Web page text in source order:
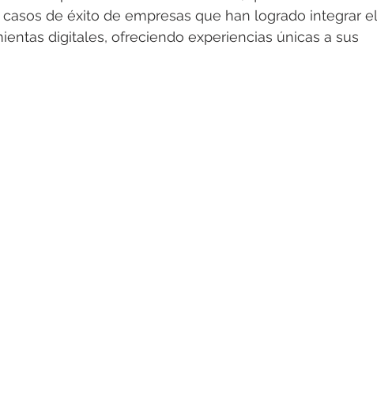
de éxito de empresas que han logrado integrar el
digitales, ofreciendo experiencias únicas a sus